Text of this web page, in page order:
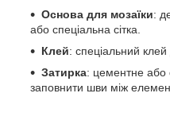
Основа для мозаїки:
або спеціальна сітка.
Клей: спеціальний клей
Затирка: цементне або
заповнити шви між